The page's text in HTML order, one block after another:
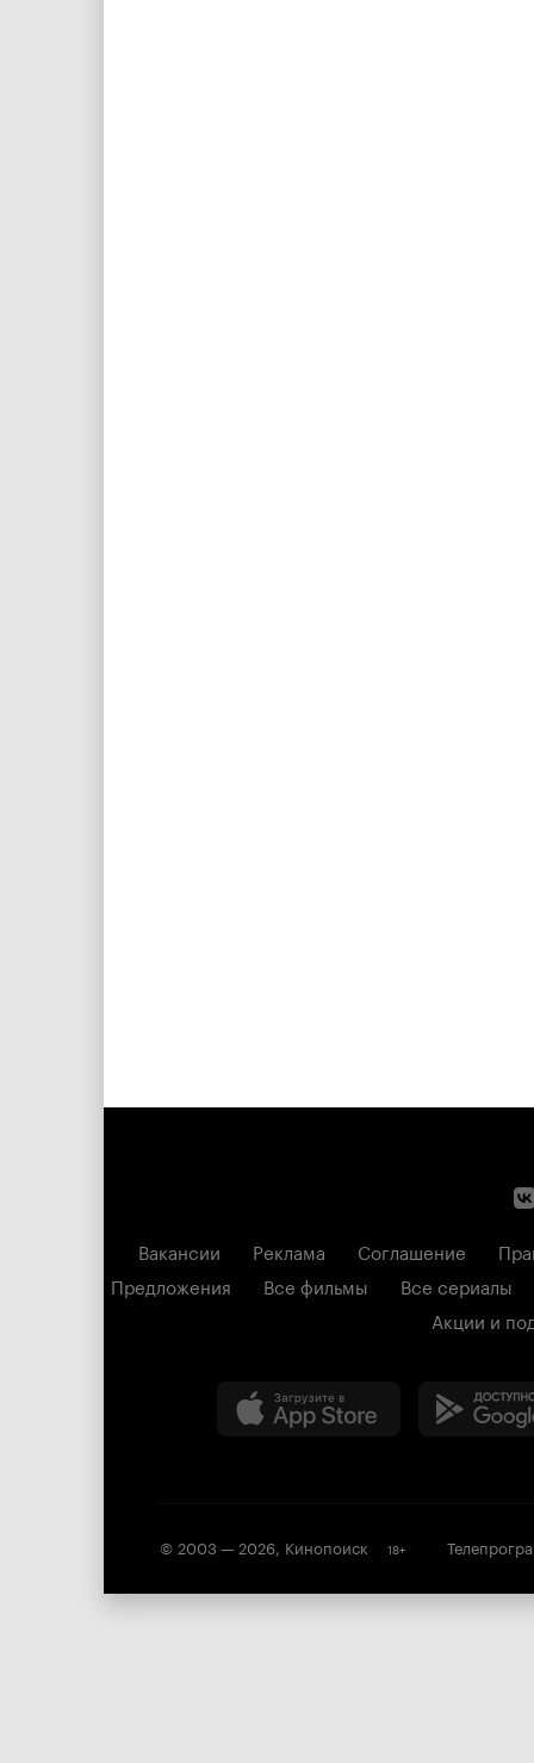
Вакансии Реклама Соглашение
Предложения
Все фильмы
Все сериалы
Акции и
© 2003 — 2026, Кинопоиск 18+